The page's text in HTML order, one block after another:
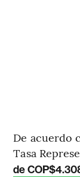
De acuerdo
Tasa
de